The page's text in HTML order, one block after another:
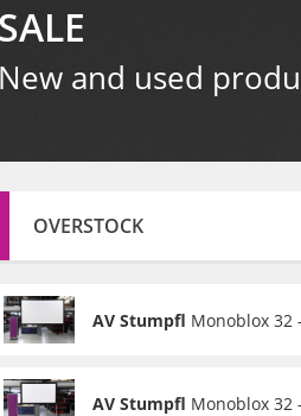
SALE
New and used
OVERSTOCK
AV Stumpfl Monoblox 32
AV Stumpfl Monoblox 32